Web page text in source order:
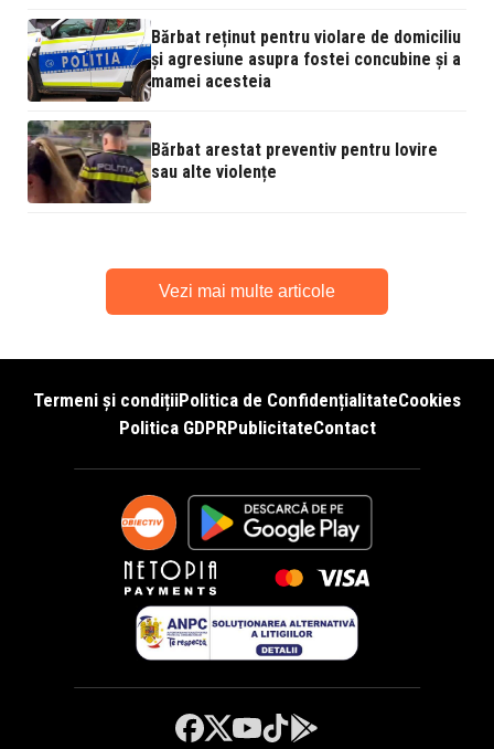
Bărbat reținut pentru violare de domiciliu
și agresiune asupra fostei concubine și a
mamei acesteia
Bărbat arestat preventiv pentru lovire
sau alte violențe
Vezi mai multe articole
Termeni și condițiiPolitica de ConfidențialitateCookies
Politica GDPRPublicitateContact